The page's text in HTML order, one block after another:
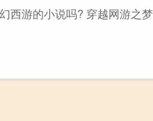
西游的小说吗? 穿越网游之梦